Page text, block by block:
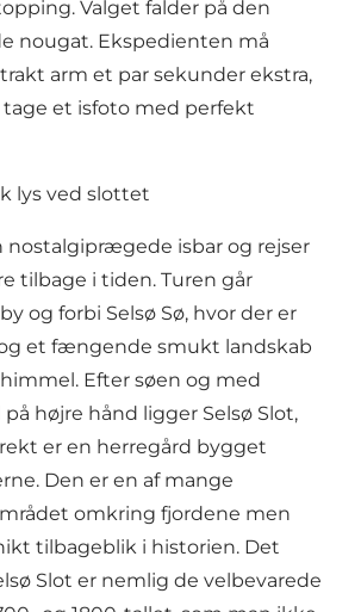
Valget falder på den
nougat. Ekspedienten må
arm et par sekunder ekstra,
tage et isfoto med perfekt
lys ved slottet
nostalgiprægede isbar og rejser
tilbage i tiden. Turen går
og forbi Selsø Sø, hvor der er
et fængende smukt landskab
Efter søen og med
på højre hånd ligger Selsø Slot,
er en herregård bygget
Den er en af mange
omkring fjordene men
tilbageblik i historien. Det
Slot er nemlig de velbevarede